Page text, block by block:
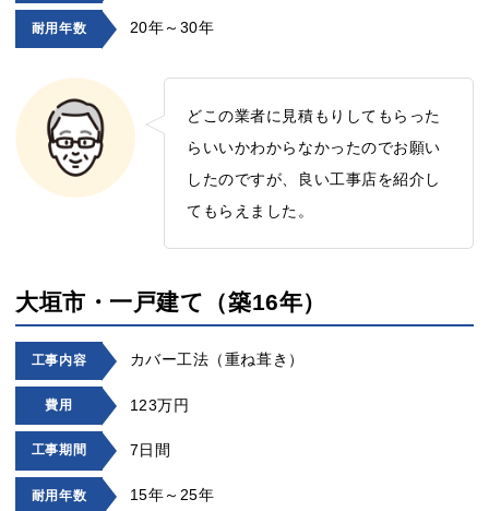
耐用年数 20年～30年
どこの業者に見積もりしてもらった
らいいかわからなかったのでお願い
したのですが、良い工事店を紹介し
てもらえました。
大垣市・一戸建て（築16年）
工事内容 カバー工法（重ね葺き）
費用 123万円
工事期間 7日間
耐用年数 15年～25年